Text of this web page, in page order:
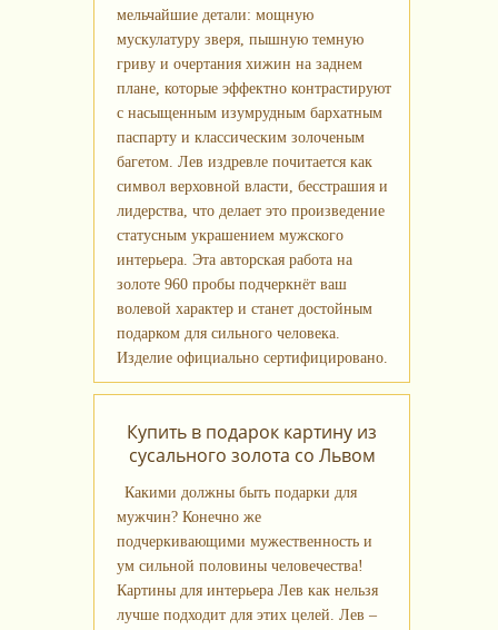
мельчайшие детали: мощную
мускулатуру зверя, пышную темную
гриву и очертания хижин на заднем
плане, которые эффектно контрастируют
с насыщенным изумрудным бархатным
паспарту и классическим золоченым
багетом. Лев издревле почитается как
символ верховной власти, бесстрашия и
лидерства, что делает это произведение
статусным украшением мужского
интерьера. Эта авторская работа на
золоте 960 пробы подчеркнёт ваш
волевой характер и станет достойным
подарком для сильного человека.
Изделие официально сертифицировано.
Купить в подарок картину из
сусального золота со Львом
Какими должны быть подарки для
мужчин? Конечно же
подчеркивающими мужественность и
ум сильной половины человечества!
Картины для интерьера Лев как нельзя
лучше подходит для этих целей. Лев –